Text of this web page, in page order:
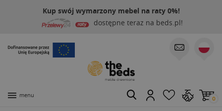
Kup swój wymarzony mebel na raty 0%!
dostępne teraz na beds.pl!
menu 0